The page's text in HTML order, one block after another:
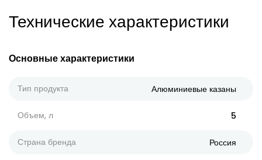
Технические характеристики
Основные характеристики
Тип продукта Алюминиевые казаны
Объем, л 5
Страна бренда Россия